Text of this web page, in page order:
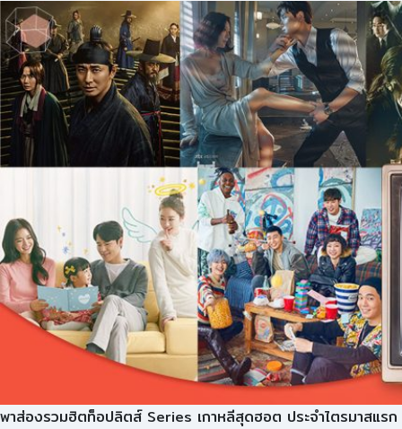
พาส่องรวมฮิตท็อปลิตส์ Series เกาหลีสุดฮอต ประจำไตรมาสแรก